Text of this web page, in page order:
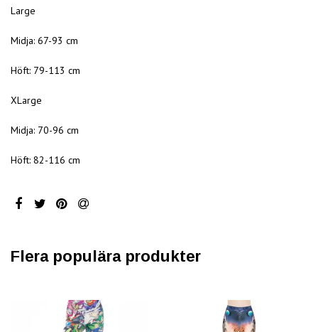
Large
Midja: 67-93 cm
Höft: 79-113 cm
XLarge
Midja: 70-96 cm
Höft: 82-116 cm
Flera populära produkter